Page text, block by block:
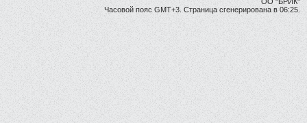
Часовой пояс GMT+3. Страница сгенерирована в 06:25.